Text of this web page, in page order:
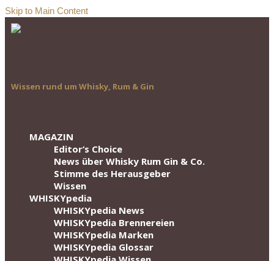
Skip to Main Content
Wissen rund um Whisky, Rum & Gin
MAGAZIN
Editor‘s Choice
News über Whisky Rum Gin & Co.
Stimme des Herausgeber
Wissen
WHISKYpedia
WHISKYpedia News
WHISKYpedia Brennereien
WHISKYpedia Marken
WHISKYpedia Glossar